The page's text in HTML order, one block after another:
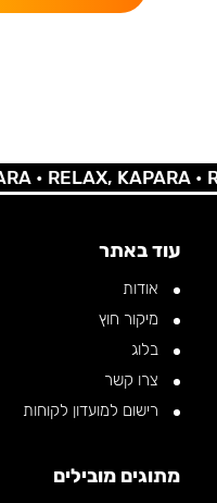
•RELAX, KAPARA •
עוד באתר
אודות
מיקור חוץ
בלוג
צרו קשר
רישום למועדון לקוחות
מתוגים מובילים